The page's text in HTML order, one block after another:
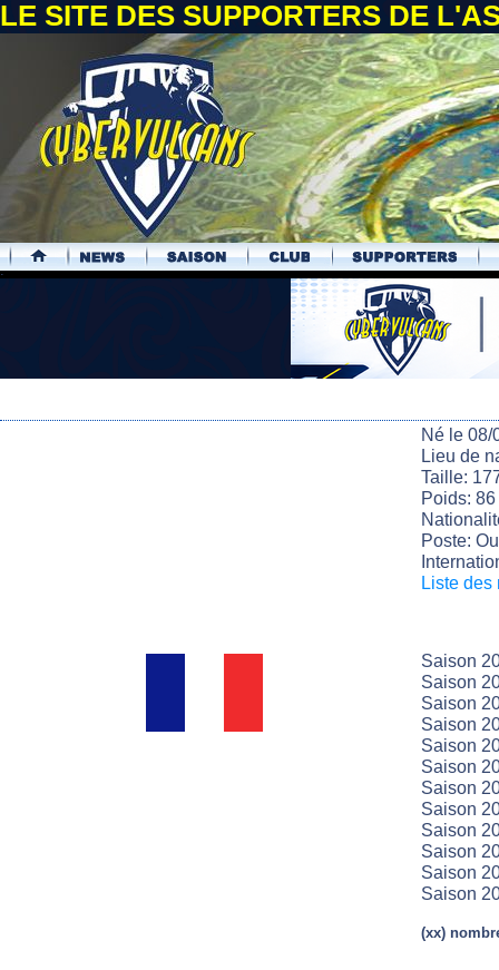
LE SITE DES SUPPORTERS DE
.
Né le 08/
Lieu de
Taille:
Poids:
Poste:
Liste des
Saison
Saison
Saison
Saison
Saison
Saison
Saison
Saison
Saison
Saison
Saison
Saison
(xx)